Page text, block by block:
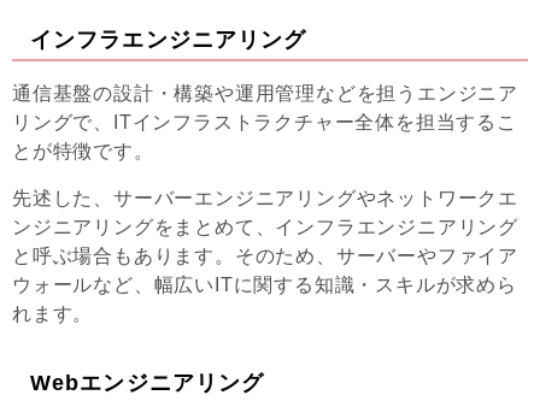
インフラエンジニアリング
通信基盤の設計・構築や運用管理などを担うエンジニア
リングで、ITインフラストラクチャー全体を担当するこ
とが特徴です。
先述した、サーバーエンジニアリングやネットワークエ
ンジニアリングをまとめて、インフラエンジニアリング
と呼ぶ場合もあります。そのため、サーバーやファイア
ウォールなど、幅広いITに関する知識・スキルが求めら
れます。
Webエンジニアリング